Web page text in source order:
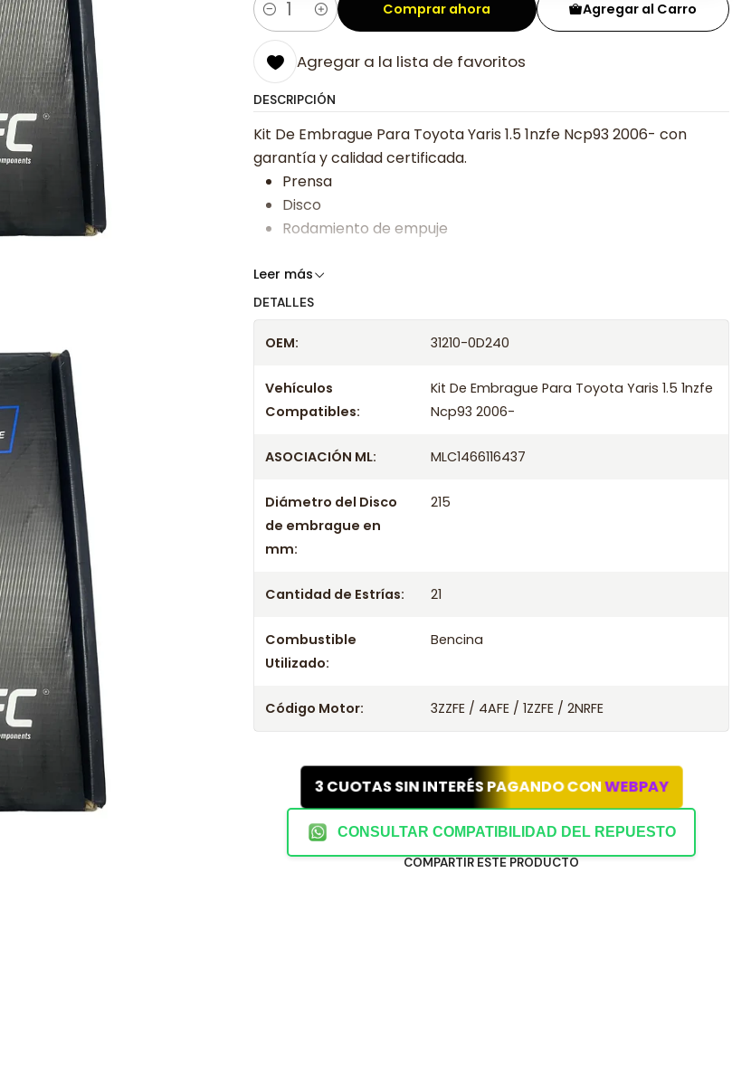
Cantidad
Agregar al Carro
Comprar ahora
Agregar a la lista de favoritos
DESCRIPCIÓN
Kit De Embrague Para Toyota Yaris 1.5 1nzfe Ncp93 2006- con
garantía y calidad certificada.
Prensa
Disco
Rodamiento de empuje
Somos especialistas en embragues desde 2019, ofreciendo precios
confirmación.
Leer más
DETALLES
OEM: 31210-0D240
Vehículos
Compatibles:
Kit De Embrague Para Toyota Yaris 1.5 1nzfe
Ncp93 2006-
ASOCIACIÓN ML: MLC1466116437
Diámetro del Disco
de embrague en
mm:
215
Cantidad de Estrías: 21
Combustible
Utilizado:
Bencina
Código Motor: 3ZZFE / 4AFE / 1ZZFE / 2NRFE
3 CUOTAS SIN INTERÉS PAGANDO CONWEBPAY
CONSULTAR COMPATIBILIDAD DEL REPUESTO
COMPARTIR ESTE PRODUCTO